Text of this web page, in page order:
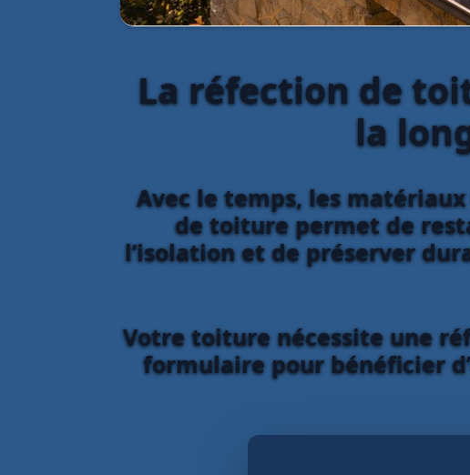
La réfection de
la
Avec le temps, les
de toiture permet de
l’isolation et de préserver
Votre toiture nécessite une
formulaire pour bénéficier